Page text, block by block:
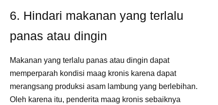
6. Hindari makanan yang terlalu
panas atau dingin
Makanan yang terlalu panas atau dingin dapat
memperparah kondisi maag kronis karena dapat
merangsang produksi asam lambung yang berlebihan.
Oleh karena itu, penderita maag kronis sebaiknya